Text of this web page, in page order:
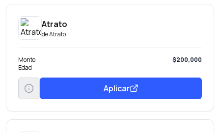
Atrato
deAtrato
Monto
$200,000
Edad
Aplicar